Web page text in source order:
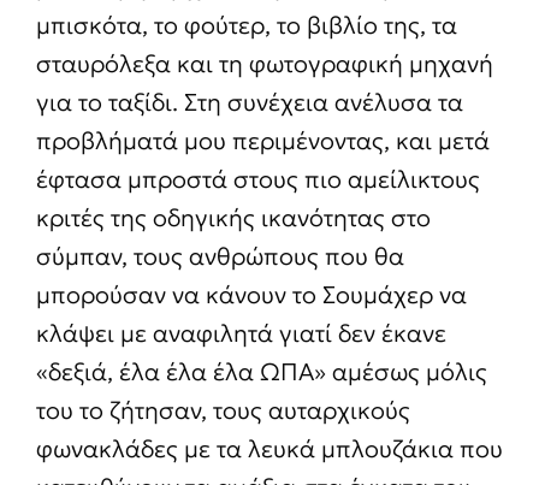
μπισκότα, το φούτερ, το βιβλίο της, τα
σταυρόλεξα και τη φωτογραφική μηχανή
για το ταξίδι. Στη συνέχεια ανέλυσα τα
προβλήματά μου περιμένοντας, και μετά
έφτασα μπροστά στους πιο αμείλικτους
κριτές της οδηγικής ικανότητας στο
σύμπαν, τους ανθρώπους που θα
μπορούσαν να κάνουν το Σουμάχερ να
κλάψει με αναφιλητά γιατί δεν έκανε
«δεξιά, έλα έλα έλα ΩΠΑ» αμέσως μόλις
του το ζήτησαν, τους αυταρχικούς
φωνακλάδες με τα λευκά μπλουζάκια που